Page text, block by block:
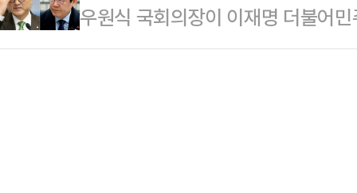
한 분의 음성을 공개하겠다. 안 되
윤 대…
선수권 대회에 중국 체조대표팀 자
승한 전적이 있는 우 리우팡(30)
우원식 국회의장이 이재명 더불어
자 이 대표의 강성 지지자들이 이끄